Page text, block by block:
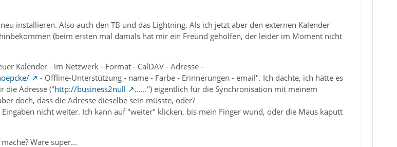
installieren. Also auch den TB und das Lightning. Als ich jetzt aber den externen Kalender
(beim ersten mal damals hat mir ein Freund geholfen, der leider im Moment nicht
Kalender - im Netzwerk - Format - CalDAV - Adresse -
- Offline-Unterstützung - name - Farbe - Erinnerungen - email". Ich dachte, ich hätte es
die Adresse ("http://business2null
......") eigentlich für die Synchronisation mit meinem
doch, dass die Adresse dieselbe sein müsste, oder?
nicht weiter. Ich kann auf "weiter" klicken, bis mein Finger wund, oder die Maus kaputt
Wäre super...